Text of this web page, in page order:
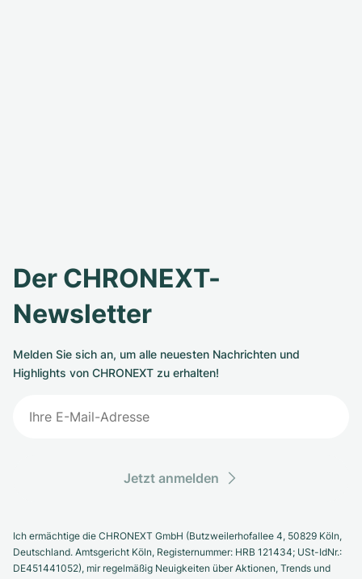
Der CHRONEXT-
Newsletter
Melden Sie sich an, um alle neuesten Nachrichten und
Highlights von CHRONEXT zu erhalten!
Jetzt anmelden
Ich ermächtige die CHRONEXT GmbH (Butzweilerhofallee 4, 50829 Köln,
Deutschland. Amtsgericht Köln, Registernummer: HRB 121434; USt-IdNr.:
DE451441052), mir regelmäßig Neuigkeiten über Aktionen, Trends und